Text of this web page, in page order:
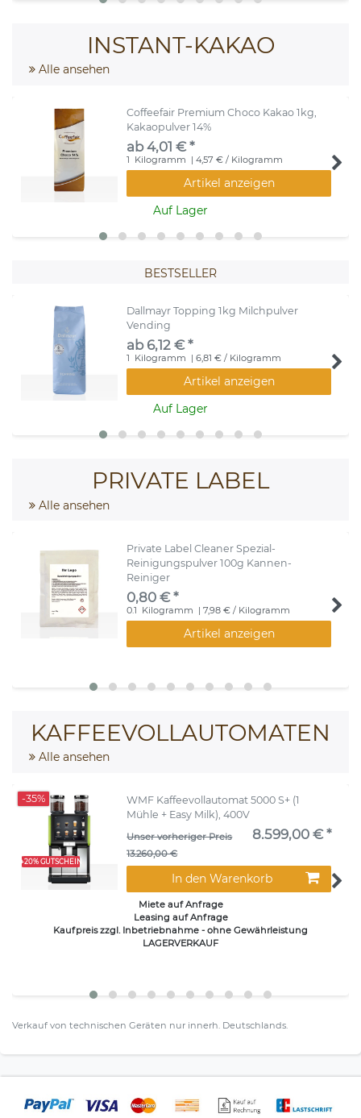
INSTANT-KAKAO
Alle ansehen
Coffeefair Premium Choco Kakao 1kg,
Kakaopulver 14%
ab 4,01 € *
1 Kilogramm | 4,57 € / Kilogramm
Artikel anzeigen
Auf Lager
BESTSELLER
Dallmayr Topping 1kg Milchpulver
Vending
ab 6,12 € *
1 Kilogramm | 6,81 € / Kilogramm
Artikel anzeigen
Auf Lager
PRIVATE LABEL
Alle ansehen
Private Label Cleaner Spezial-
Reinigungspulver 100g Kannen-
Reiniger
0,80 € *
0.1 Kilogramm | 7,98 € / Kilogramm
Artikel anzeigen
KAFFEEVOLLAUTOMATEN
Alle ansehen
+20% GUTSCHEIN
-35%
WMF Kaffeevollautomat 5000 S+ (1
Mühle + Easy Milk), 400V
Unser vorheriger Preis
13.260,00 €
8.599,00 € *
In den Warenkorb
Miete auf Anfrage
Leasing auf Anfrage
Kaufpreis zzgl. Inbetriebnahme - ohne Gewährleistung
LAGERVERKAUF
Verkauf von technischen Geräten nur innerh. Deutschlands.